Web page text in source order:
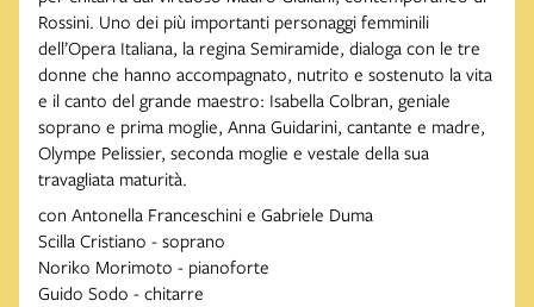
Rossini. Uno dei più importanti personaggi femminili
dell’Opera Italiana, la regina Semiramide, dialoga con le tre
donne che hanno accompagnato, nutrito e sostenuto la vita
e il canto del grande maestro: Isabella Colbran, geniale
soprano e prima moglie, Anna Guidarini, cantante e madre,
Olympe Pelissier, seconda moglie e vestale della sua
travagliata maturità.
con Antonella Franceschini e Gabriele Duma
Scilla Cristiano - soprano
Noriko Morimoto - pianoforte
Guido Sodo - chitarre